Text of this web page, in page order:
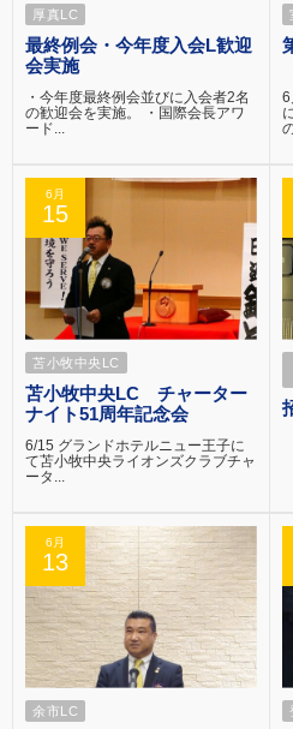
厚真LC
最終例会・今年度入会L歓迎
会実施
・今年度最終例会並びに入会者2名
の歓迎会を実施。 ・国際会長アワ
ード...
6
6月
15
苫小牧中央LC
苫小牧中央LC チャーター
ナイト51周年記念会
6/15 グランドホテルニュー王子に
て苫小牧中央ライオンズクラブチャ
ータ...
6月
13
余市LC